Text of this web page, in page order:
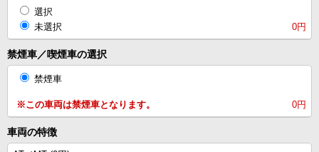
選択
未選択
0円
禁煙車／喫煙車の選択
禁煙車
※この車両は禁煙車となります。 0円
車両の特徴